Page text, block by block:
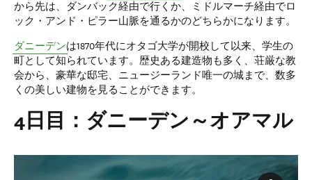
から先は、ダンバック経由で行くか、ミドルマーチ経由でロ
ック・アンド・ピラー山脈を通るかのどちらかになります。
ダニーデンは1870年代にオタゴ大学が開校して以来、学生の
町として知られています。歴史ある建造物も多く、荘厳な教
会から、豪華な邸宅、ニュージーランド唯一の城まで、数多
くの美しい建物を見ることができます。
4日目：ダニーデン～オアマル